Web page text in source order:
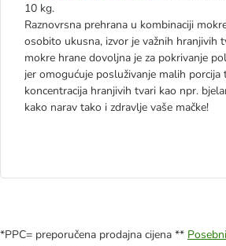
10 kg.
Raznovrsna prehrana u kombinaciji
osobito ukusna, izvor je važnih hranjivih
mokre hrane dovoljna je za pokrivanje
jer omogućuje posluživanje malih
koncentracija hranjivih tvari kao npr.
kako narav tako i zdravlje vaše mačke!
*PPC= preporučena prodajna cijena **